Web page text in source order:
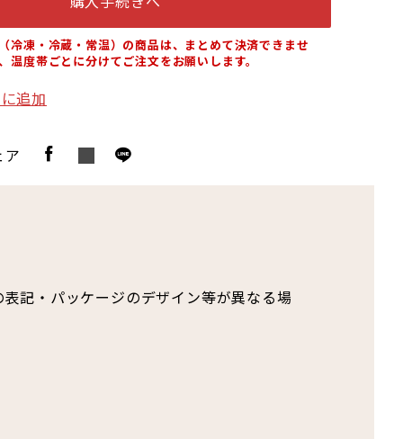
冷凍・冷蔵・常温）の商品は、まとめて決済できませ
温度帯ごとに分けてご注文をお願いします。
追加
ア
記・パッケージのデザイン等が異なる場